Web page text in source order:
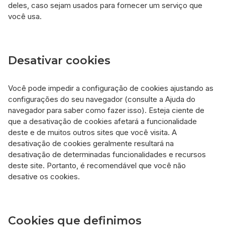
deles, caso sejam usados ​​para fornecer um serviço que
você usa.
Desativar cookies
Você pode impedir a configuração de cookies ajustando as
configurações do seu navegador (consulte a Ajuda do
navegador para saber como fazer isso). Esteja ciente de
que a desativação de cookies afetará a funcionalidade
deste e de muitos outros sites que você visita. A
desativação de cookies geralmente resultará na
desativação de determinadas funcionalidades e recursos
deste site. Portanto, é recomendável que você não
desative os cookies.
Cookies que definimos